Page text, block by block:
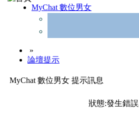
MyChat 數位男女
»
論壇提示
MyChat 數位男女 提示訊息
狀態:發生錯